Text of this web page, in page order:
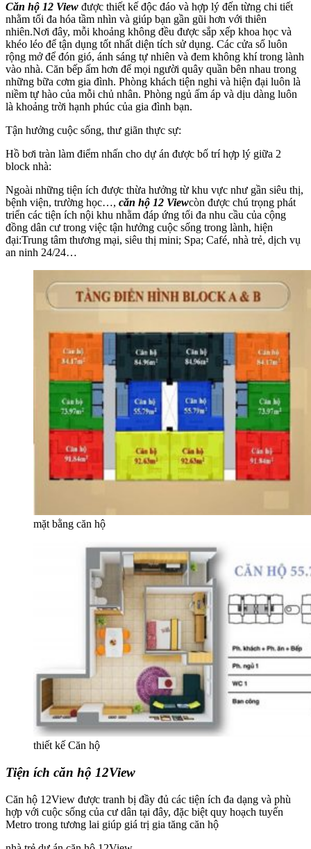
Căn hộ 12 View được thiết kế độc đáo và hợp lý đến từng chi tiết
nhằm tối đa hóa tầm nhìn và giúp bạn gần gũi hơn với thiên
nhiên.Nơi đây, mỗi khoảng không đều được sắp xếp khoa học và
khéo léo để tận dụng tốt nhất diện tích sử dụng. Các cửa sổ luôn
rộng mở để đón gió, ánh sáng tự nhiên và đem không khí trong lành
vào nhà. Căn bếp ấm hơn để mọi người quây quần bên nhau trong
những bữa cơm gia đình. Phòng khách tiện nghi và hiện đại luôn là
niềm tự hào của mỗi chủ nhân. Phòng ngủ ấm áp và dịu dàng luôn
là khoảng trời hạnh phúc của gia đình bạn.
Tận hưởng cuộc sống, thư giãn thực sự:
Hồ bơi tràn làm điểm nhấn cho dự án được bố trí hợp lý giữa 2
block nhà:
Ngoài những tiện ích được thừa hưởng từ khu vực như gần siêu thị,
bệnh viện, trường học…, căn hộ 12 Viewcòn được chú trọng phát
triển các tiện ích nội khu nhằm đáp ứng tối đa nhu cầu của cộng
đồng dân cư trong việc tận hưởng cuộc sống trong lành, hiện
đại:Trung tâm thương mại, siêu thị mini; Spa; Café, nhà trẻ, dịch vụ
an ninh 24/24…
mặt bằng căn hộ
thiết kế Căn hộ
Tiện ích căn hộ 12View
Căn hộ 12View được tranh bị đầy đủ các tiện ích đa dạng và phù
hợp với cuộc sống của cư dân tại đây, đặc biệt quy hoạch tuyến
Metro trong tương lai giúp giá trị gia tăng căn hộ